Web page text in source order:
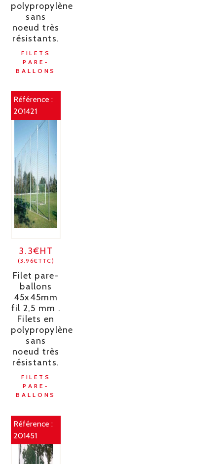
polypropylène
sans
noeud très
résistants.
FILETS
PARE-
BALLONS
Référence :
201421
3.3€HT
(3.96€TTC)
Filet pare-
ballons
45x45mm
fil 2,5 mm .
Filets en
polypropylène
sans
noeud très
résistants.
FILETS
PARE-
BALLONS
Référence :
201451